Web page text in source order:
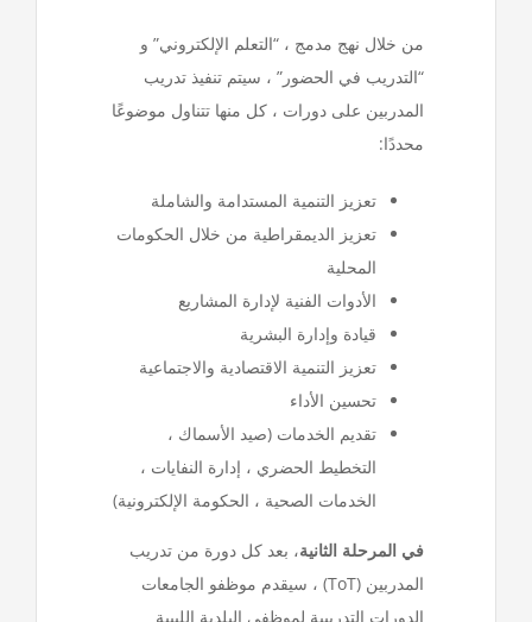
من خلال نهج مدمج ، “التعلم الإلكتروني” و
“التدريب في الحضور” ، سيتم تنفيذ تدريب
المدربين على دورات ، كل منها تتناول موضوعًا
محددًا:
تعزيز التنمية المستدامة والشاملة
تعزيز الديمقراطية من خلال الحكومات
المحلية
الأدوات الفنية لإدارة المشاريع
قيادة وإدارة البشرية
تعزيز التنمية الاقتصادية والاجتماعية
تحسين الأداء
تقديم الخدمات (صيد الأسماك ،
التخطيط الحضري ، إدارة النفايات ،
الخدمات الصحية ، الحكومة الإلكترونية)
في المرحلة الثانية، بعد كل دورة من تدريب
المدربين (ToT) ، سيقدم موظفو الجامعات
الدورات التدريبية لموظفي البلدية الليبية